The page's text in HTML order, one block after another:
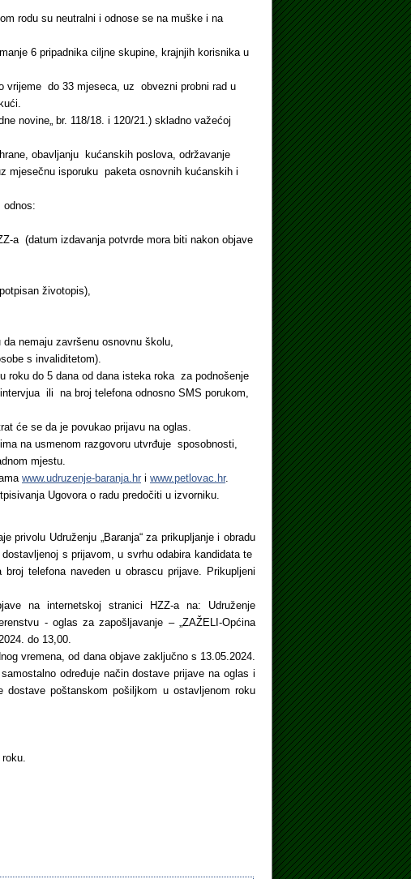
rodu su neutralni i odnose se na muške i na
6 pripadnika ciljne skupine, krajnjih korisnika u
vrijeme do 33 mjeseca, uz obvezni probni rad u
novine„ br. 118/18. i 120/21.) skladno važećoj
obavljanju kućanskih poslova, održavanje
mjesečnu isporuku paketa osnovnih kućanskih i
odnos:
a (datum izdavanja potvrde mora biti nakon objave
životopis),
nemaju završenu osnovnu školu,
s invaliditetom).
roku do 5 dana od dana isteka roka za podnošenje
ili na broj telefona odnosno SMS porukom,
će se da je povukao prijavu na oglas.
na usmenom razgovoru utvrđuje sposobnosti,
mjestu.
www.udruzenje-baranja.hr i www.petlovac.hr.
Ugovora o radu predočiti u izvorniku.
privolu Udruženju „Baranja“ za prikupljanje i obradu
s prijavom, u svrhu odabira kandidata te
telefona naveden u obrascu prijave. Prikupljeni
na internetskoj stranici HZZ-a na: Udruženje
- oglas za zapošljavanje – „ZAŽELI-Općina
do 13,00.
vremena, od dana objave zaključno s 13.05.2024.
određuje način dostave prijave na oglas i
dostave poštanskom pošiljkom u ostavljenom roku